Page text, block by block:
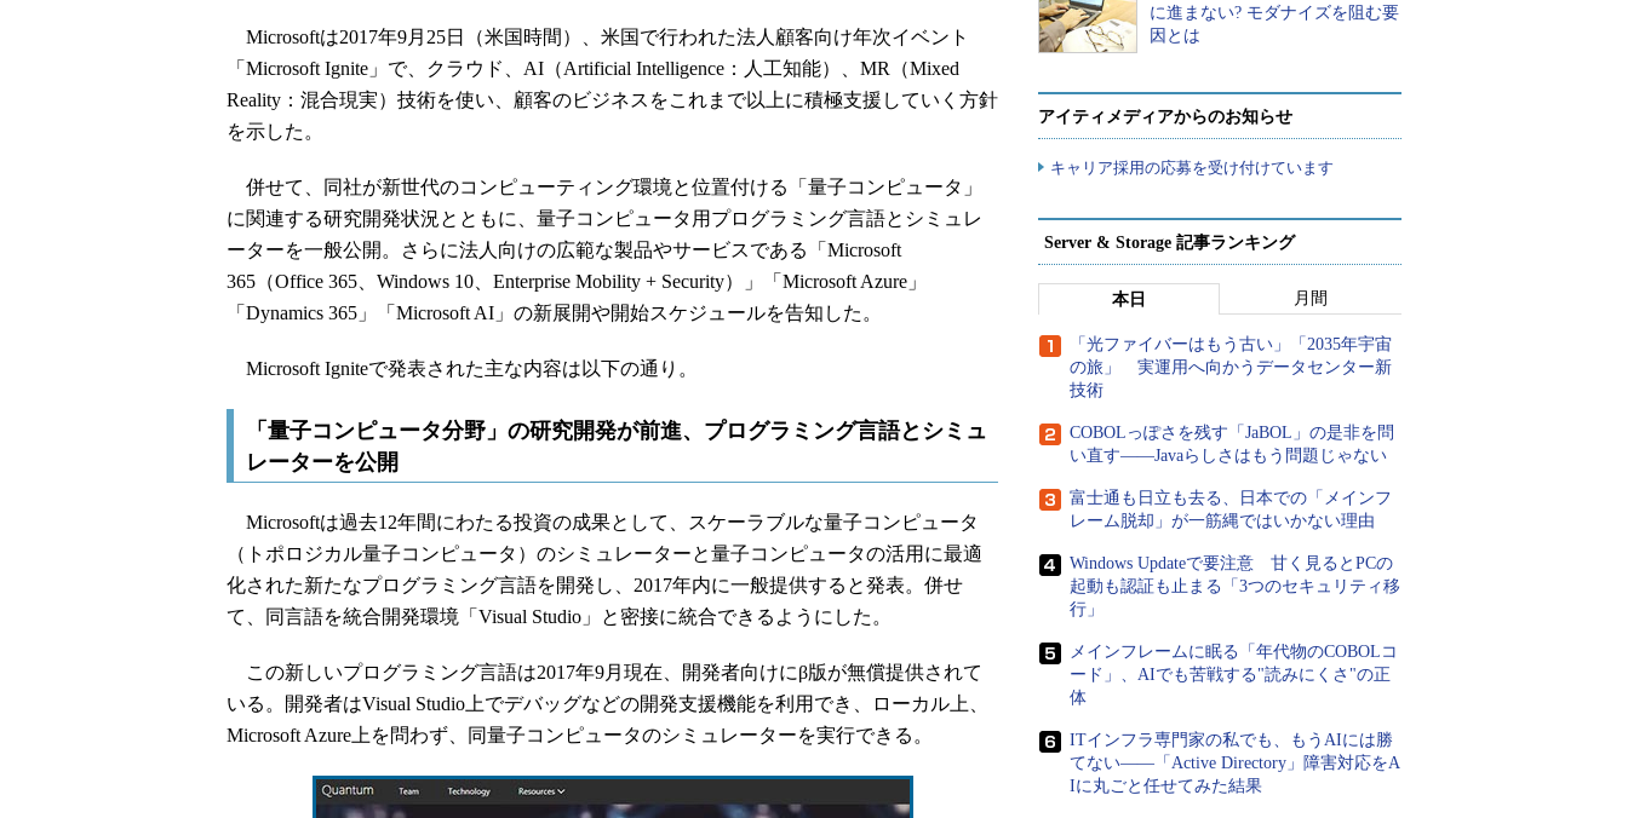
Microsoftは2017年9月25日（米国時間）、米国で行われた法人顧客向け年次イベント
「Microsoft Ignite」で、クラウド、AI（Artificial Intelligence：人工知能）、MR（Mixed
Reality：混合現実）技術を使い、顧客のビジネスをこれまで以上に積極支援していく方針
を示した。
併せて、同社が新世代のコンピューティング環境と位置付ける「量子コンピュータ」
に関連する研究開発状況とともに、量子コンピュータ用プログラミング言語とシミュレ
ーターを一般公開。さらに法人向けの広範な製品やサービスである「Microsoft
365（Office 365、Windows 10、Enterprise Mobility + Security）」「Microsoft Azure」
「Dynamics 365」「Microsoft AI」の新展開や開始スケジュールを告知した。
Microsoft Igniteで発表された主な内容は以下の通り。
「量子コンピュータ分野」の研究開発が前進、プログラミング言語とシミュ
レーターを公開
Microsoftは過去12年間にわたる投資の成果として、スケーラブルな量子コンピュータ
（トポロジカル量子コンピュータ）のシミュレーターと量子コンピュータの活用に最適
化された新たなプログラミング言語を開発し、2017年内に一般提供すると発表。併せ
て、同言語を統合開発環境「Visual Studio」と密接に統合できるようにした。
この新しいプログラミング言語は2017年9月現在、開発者向けにβ版が無償提供されて
いる。開発者はVisual Studio上でデバッグなどの開発支援機能を利用でき、ローカル上、
Microsoft Azure上を問わず、同量子コンピュータのシミュレーターを実行できる。
に進まない? モダナイズを阻む要
因とは
アイティメディアからのお知らせ
キャリア採用の応募を受け付けています
Server & Storage 記事ランキング
本日 月間
「光ファイバーはもう古い」「2035年宇宙
の旅」 実運用へ向かうデータセンター新
技術
COBOLっぽさを残す「JaBOL」の是非を問
い直す――Javaらしさはもう問題じゃない
富士通も日立も去る、日本での「メインフ
レーム脱却」が一筋縄ではいかない理由
Windows Updateで要注意 甘く見るとPCの
起動も認証も止まる「3つのセキュリティ移
行」
メインフレームに眠る「年代物のCOBOLコ
ード」、AIでも苦戦する"読みにくさ"の正
体
ITインフラ専門家の私でも、もうAIには勝
てない――「Active Directory」障害対応をA
Iに丸ごと任せてみた結果